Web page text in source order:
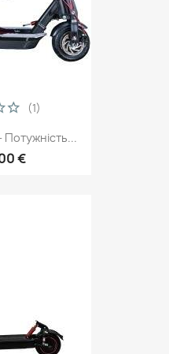
Потужність...
€
(1)